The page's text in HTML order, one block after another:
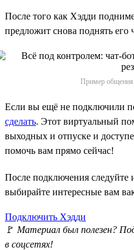
После того как Хэдди
предложит снова поднять его
Пример общения
Если вы ещё не подключили
сделать. Этот виртуальный
выходных и отпуске и
помочь вам прямо сейчас!
После подключения следуйте
выбирайте интересные вам
Подключить Хэдди
🚩 Материал был полезен?
в соцсетях!